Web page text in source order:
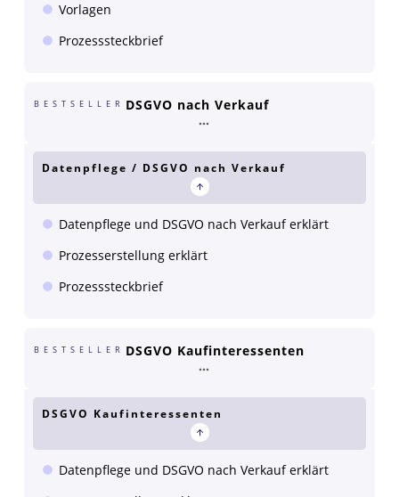
Vorlagen
Prozesssteckbrief
BESTSELLER DSGVO nach Verkauf
Datenpflege / DSGVO nach Verkauf
Datenpflege und DSGVO nach Verkauf erklärt
Prozesserstellung erklärt
Prozesssteckbrief
BESTSELLER DSGVO Kaufinteressenten
DSGVO Kaufinteressenten
Datenpflege und DSGVO nach Verkauf erklärt